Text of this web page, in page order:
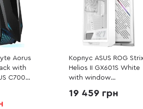
Aorus
with
C700
Корпус ASUS ROG
Helios II GX601S White
with window
19 459 грн